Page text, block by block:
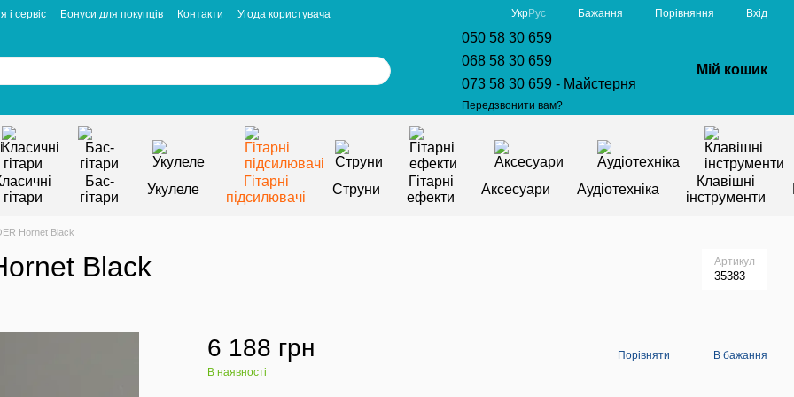
і сервіс Бонуси для покупців Контакти
Угода користувача
УкрРус Бажання Порівняння Вхід
050 58 30 659
068 58 30 659
073 58 30 659 - Майстерня
Передзвонити вам?
Мій кошик
гітари
Бас-
гітари
Укулеле
Гітарні
підсилювачі
Струни
Гітарні
ефекти
Аксесуари Аудіотехніка
Клавішні
інструменти
Hornet Black
Black Артикул
35383
6 188 грн
В наявності
Порівняти В бажання